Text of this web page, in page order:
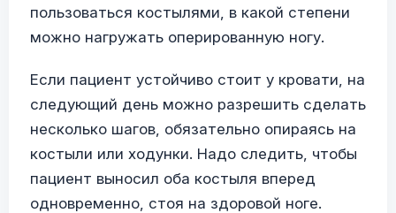
пользоваться костылями, в какой степени
можно нагружать оперированную ногу.
Если пациент устойчиво стоит у кровати, на
следующий день можно разрешить сделать
несколько шагов, обязательно опираясь на
костыли или ходунки. Надо следить, чтобы
пациент выносил оба костыля вперед
одновременно, стоя на здоровой ноге.